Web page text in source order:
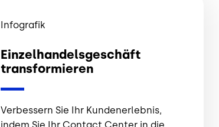
Infografik
Einzelhandelsgeschäft
transformieren
Verbessern Sie Ihr Kundenerlebnis,